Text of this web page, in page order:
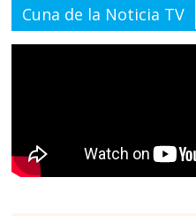
Cuna de la Noticia TV